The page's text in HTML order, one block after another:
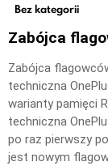
Bez kategorii
Zabójca
Zabójca
techniczna
warianty pamięci
techniczna
po raz pierwszy
jest nowym